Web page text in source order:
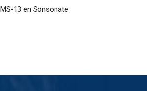
13 en Sonsonate